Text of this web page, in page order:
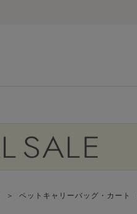
＞ ペットキャリーバッグ・カート